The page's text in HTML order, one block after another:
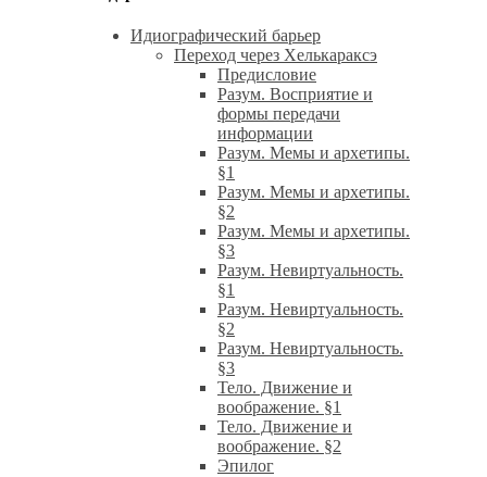
Идиографический барьер
Переход через Хелькараксэ
Предисловие
Разум. Восприятие и
формы передачи
информации
Разум. Мемы и архетипы.
§1
Разум. Мемы и архетипы.
§2
Разум. Мемы и архетипы.
§3
Разум. Невиртуальность.
§1
Разум. Невиртуальность.
§2
Разум. Невиртуальность.
§3
Тело. Движение и
воображение. §1
Тело. Движение и
воображение. §2
Эпилог